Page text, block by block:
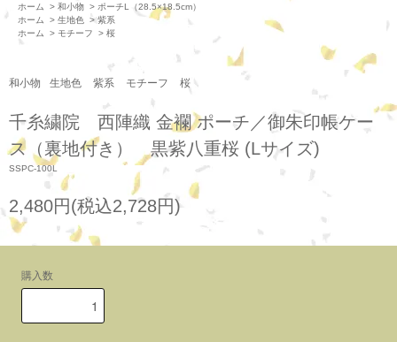
ホーム > 和小物 > ポーチL（28.5×18.5cm）
ホーム
> 生地色 >紫系
ホーム
> モチーフ > 桜
和小物 生地色 紫系 モチーフ 桜
千糸繍院 西陣織 金襴 ポーチ／御朱印帳ケー
ス（裏地付き） 黒紫八重桜 (Lサイズ)
SSPC-100L
2,480円(税込2,728円)
購入数